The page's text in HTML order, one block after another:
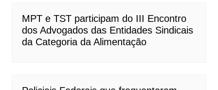
MPT e TST participam do III Encontro
dos Advogados das Entidades Sindicais
da Categoria da Alimentação